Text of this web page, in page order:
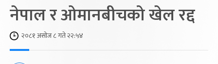
नेपाल र ओमानबीचको खेल रद्द
२०८१ असोज ८ गते २२:५४